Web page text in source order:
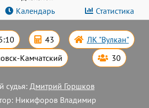
Календарь Статистика
43 ЛК "Вулкан"
Камчатский 30
судья: Дмитрий Горшков
Никифоров Владимир